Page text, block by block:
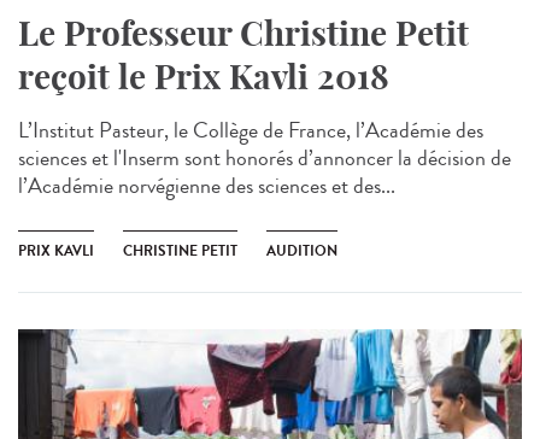
Le Professeur Christine Petit
reçoit le Prix Kavli 2018
L’Institut Pasteur, le Collège de France, l’Académie des
sciences et l'Inserm sont honorés d’annoncer la décision de
l’Académie norvégienne des sciences et des...
PRIX KAVLI CHRISTINE PETIT AUDITION